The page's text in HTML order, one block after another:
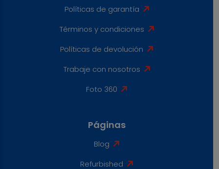
Políticas de garantía
Términos y condiciones
Políticas de devolución
Trabaje con nosotros
Foto 360
Páginas
Blog
Refurbished